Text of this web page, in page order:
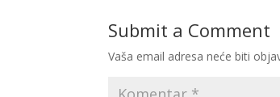
Submit a Comment
Vaša email adresa neće biti